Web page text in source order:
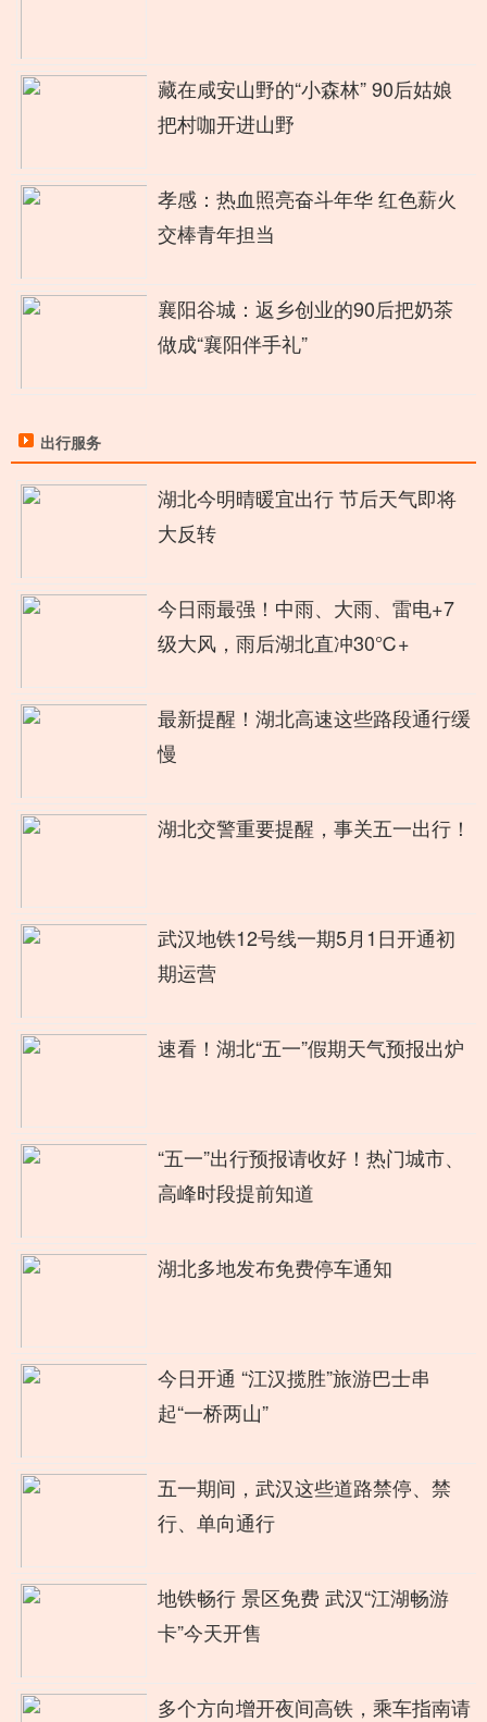
藏在咸安山野的“小森林” 90后姑娘
把村咖开进山野
孝感：热血照亮奋斗年华 红色薪火
交棒青年担当
襄阳谷城：返乡创业的90后把奶茶
做成“襄阳伴手礼”
出行服务
湖北今明晴暖宜出行 节后天气即将
大反转
今日雨最强！中雨、大雨、雷电+7
级大风，雨后湖北直冲30℃+
最新提醒！湖北高速这些路段通行缓
慢
湖北交警重要提醒，事关五一出行！
武汉地铁12号线一期5月1日开通初
期运营
速看！湖北“五一”假期天气预报出炉
“五一”出行预报请收好！热门城市、
高峰时段提前知道
湖北多地发布免费停车通知
今日开通 “江汉揽胜”旅游巴士串
起“一桥两山”
五一期间，武汉这些道路禁停、禁
行、单向通行
地铁畅行 景区免费 武汉“江湖畅游
卡”今天开售
多个方向增开夜间高铁，乘车指南请